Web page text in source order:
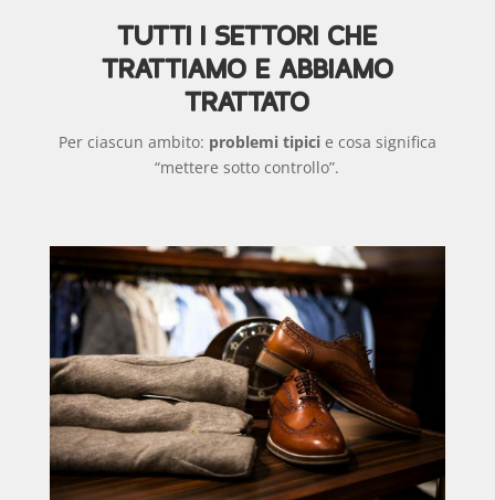
TUTTI I SETTORI CHE
TRATTIAMO E ABBIAMO
TRATTATO
Per ciascun ambito: problemi tipicie cosa significa
“mettere sotto controllo”.